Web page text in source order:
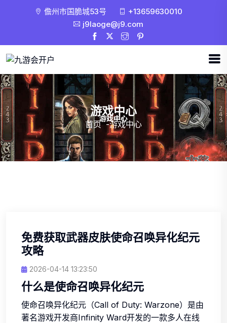
儋州市国脆城53号
+13659630010
j9laoge@j9.com
游戏中心
首页 -游戏中心
免费获取武器皮肤使命召唤异化纪元
攻略
2026-04-14 13:23:50
什么是使命召唤异化纪元
使命召唤异化纪元（Call of Duty: Warzone）是由
著名游戏开发商Infinity Ward开发的一款多人在线